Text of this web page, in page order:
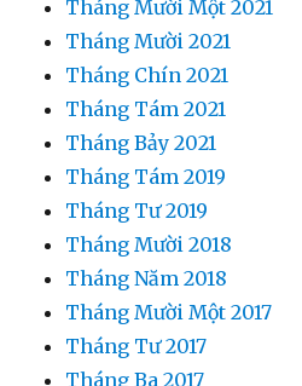
Tháng Mười Một 2021
Tháng Mười 2021
Tháng Chín 2021
Tháng Tám 2021
Tháng Bảy 2021
Tháng Tám 2019
Tháng Tư 2019
Tháng Mười 2018
Tháng Năm 2018
Tháng Mười Một 2017
Tháng Tư 2017
Tháng Ba 2017